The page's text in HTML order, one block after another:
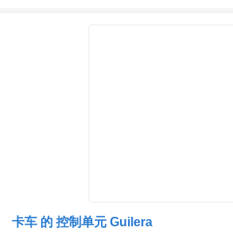
卡车 的 控制单元 Guilera